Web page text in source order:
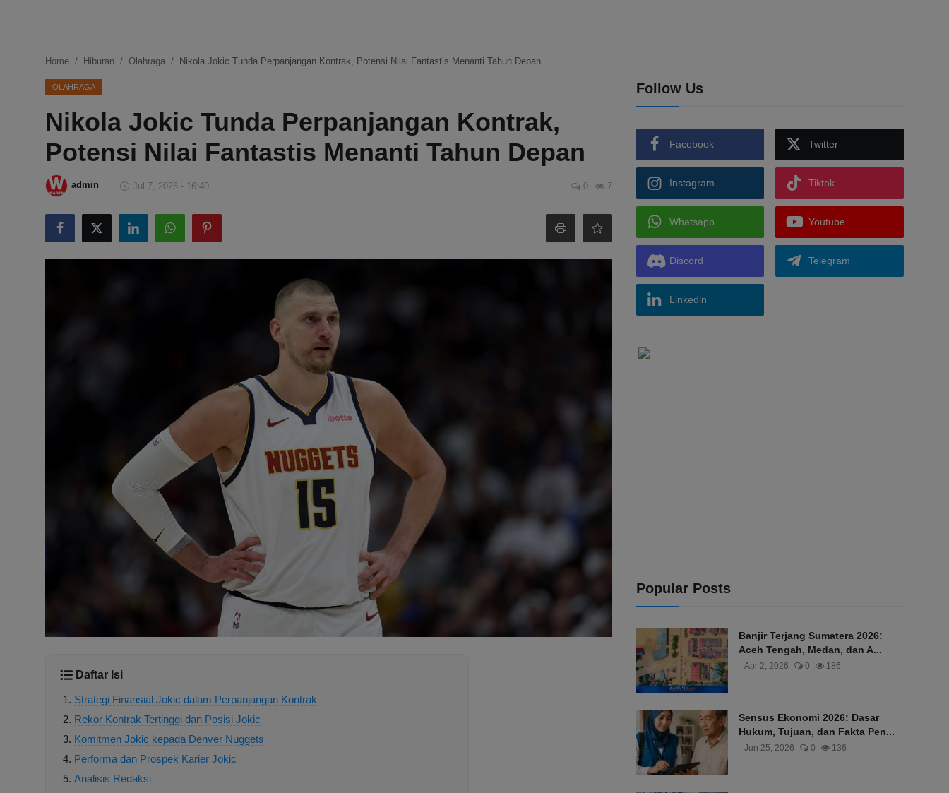
Ekonomi
Internasional
Teknologi
Hiburan
Kesehatan
Home Hiburan Olahraga Nikola Jokic Tunda Perpanjangan Kontrak, Potensi Nilai Fantastis Menanti Tahun Depan
OLAHRAGA
Nikola Jokic Tunda Perpanjangan Kontrak,
Potensi Nilai Fantastis Menanti Tahun Depan
admin Jul 7, 2026 - 16:40 0 7
Daftar Isi
Strategi Finansial Jokic dalam Perpanjangan Kontrak
Rekor Kontrak Tertinggi dan Posisi Jokic
Komitmen Jokic kepada Denver Nuggets
Performa dan Prospek Karier Jokic
Analisis Redaksi
Follow Us
Facebook Twitter
Instagram Tiktok
Whatsapp Youtube
Discord Telegram
Linkedin
Popular Posts
Banjir Terjang Sumatera 2026:
Aceh Tengah, Medan, dan A...
Apr 2, 2026 0 186
Sensus Ekonomi 2026: Dasar
Hukum, Tujuan, dan Fakta Pen...
Jun 25, 2026 0 136